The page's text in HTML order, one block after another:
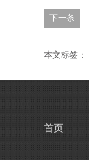
下一条
本文标签：
首页